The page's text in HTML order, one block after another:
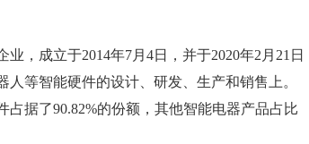
成立于2014年7月4日，并于2020年2月21日
等智能硬件的设计、研发、生产和销售上。
据了90.82%的份额，其他智能电器产品占比